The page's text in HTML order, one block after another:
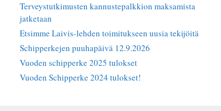
Terveystutkimusten kannustepalkkion maksamista
jatketaan
Etsimme Laivis-lehden toimitukseen uusia tekijöitä
Schipperkejen puuhapäivä 12.9.2026
Vuoden schipperke 2025 tulokset
Vuoden Schipperke 2024 tulokset!